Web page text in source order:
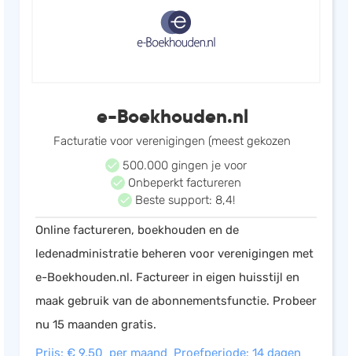
Verlof en verzuim
Salarisadministratie
Marketing automation
Support
VoIP
Chat
Helpdesk
e-Boekhouden.nl
Facturatie voor verenigingen (meest gekozen
500.000 gingen je voor
Onbeperkt factureren
Beste support: 8,4!
Online factureren, boekhouden en de
ledenadministratie beheren voor verenigingen met
e-Boekhouden.nl. Factureer in eigen huisstijl en
maak gebruik van de abonnementsfunctie. Probeer
nu 15 maanden gratis.
Prijs: € 9,50 per maand Proefperiode: 14 dagen